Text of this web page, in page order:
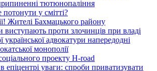
тютюнопаління
потонути у смітті?
Жителі Бахмацького району
виступають проти злочинців при владі
української адвокатури напередодні
монополії
проекту H-road
епіцентрі уваги: спроби приватизувати